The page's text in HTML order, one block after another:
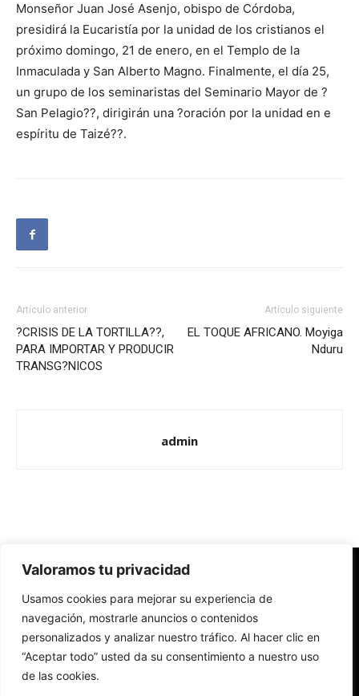
Valoramos tu privacidad
Usamos cookies para mejorar su experiencia de
navegación, mostrarle anuncios o contenidos
personalizados y analizar nuestro tráfico. Al hacer clic en
“Aceptar todo” usted da su consentimiento a nuestro uso
de las cookies.
Monseñor Juan José Asenjo, obispo de Córdoba,
presidirá la Eucaristía por la unidad de los cristianos el
próximo domingo, 21 de enero, en el Templo de la
Inmaculada y San Alberto Magno. Finalmente, el día 25,
un grupo de los seminaristas del Seminario Mayor de ?
San Pelagio??, dirigirán una ?oración por la unidad en e
espíritu de Taizé??.
Artículo anterior
?CRISIS DE LA TORTILLA??,
PARA IMPORTAR Y PRODUCIR
TRANSG?NICOS
Artículo siguiente
EL TOQUE AFRICANO. Moyiga
Nduru
admin
Redes Cristianas
Una mirada alternativa sobre la Iglesia católica y la sociedad
- Colectivos de Redes Cristianas